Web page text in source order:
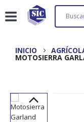
INICIO
MOTOSIERRA